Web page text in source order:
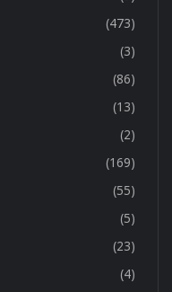
(473)
(3)
(86)
(13)
(2)
(169)
(55)
(5)
(23)
(4)